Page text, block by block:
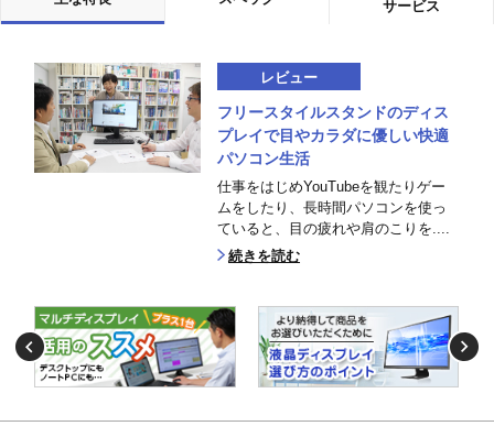
サービス
レビュー
フリースタイルスタンドのディス
プレイで目やカラダに優しい快適
パソコン生活
仕事をはじめYouTubeを観たりゲー
ムをしたり、長時間パソコンを使っ
ていると、目の疲れや肩のこりを....
続きを読む